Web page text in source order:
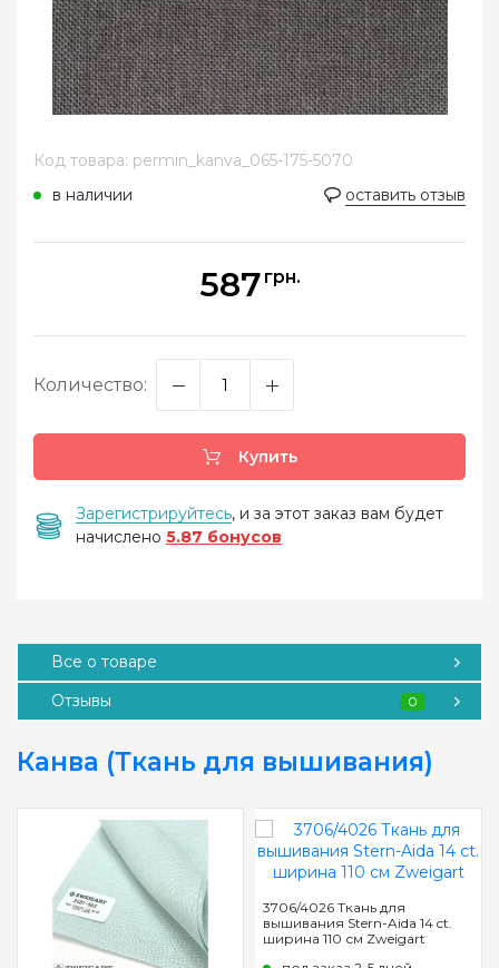
Код товара: permin_kanva_065-175-5070
в наличии
оставить отзыв
587 грн.
Количество:
Купить
Зарегистрируйтесь, и за этот заказ вам будет
начислено 5.87 бонусов
Все о товаре
Отзывы
0
Канва (Ткань для вышивания)
3706/4026 Ткань для
вышивания Stern-Aida 14 ct.
ширина 110 см Zweigart